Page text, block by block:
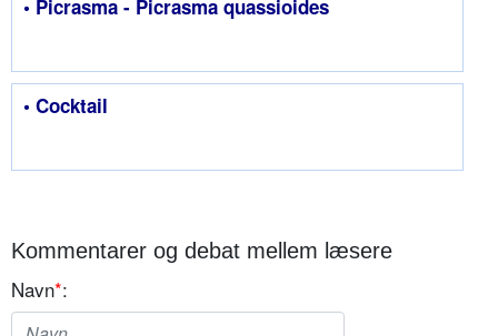
• Picrasma - Picrasma quassioides
• Cocktail
Kommentarer og debat mellem læsere
Navn*: